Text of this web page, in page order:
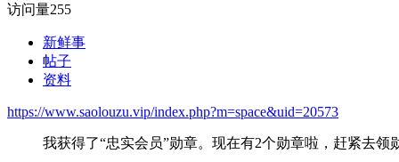
访问量255
新鲜事
帖子
资料
https://www.saolouzu.vip/index.php?m=space&uid=20573
我获得了“忠实会员”勋章。现在有2个勋章啦，赶紧去领